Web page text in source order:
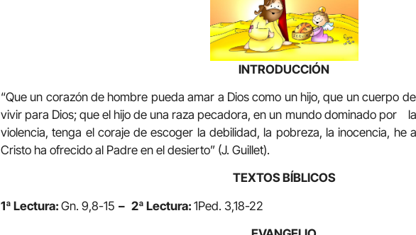
INTRODUCCIÓN
“Que un corazón de hombre pueda amar a Dios como un hijo, que un cuerpo
vivir para Dios; que el hijo de una raza pecadora, en un mundo dominado por
violencia, tenga el coraje de escoger la debilidad, la pobreza, la inocencia, he
Cristo ha ofrecido al Padre en el desierto” (J. Guillet).
TEXTOS BÍBLICOS
1ª Lectura: Gn. 9,8-15 – 2ª Lectura: 1Ped. 3,18-22